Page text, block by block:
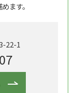
ます。
22-1